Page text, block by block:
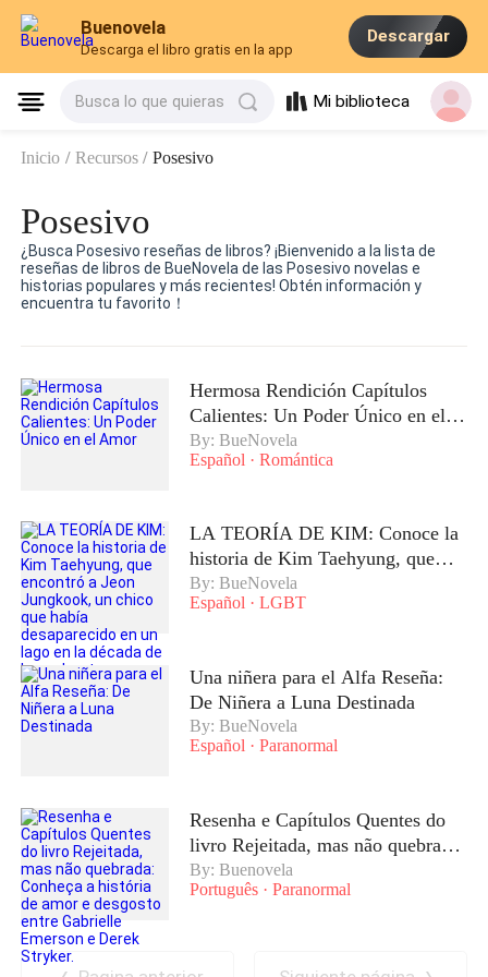
Buenovela
Descarga el libro gratis en la app
Descargar
Busca lo que quieras Mi biblioteca
Inicio / Recursos / Posesivo
Posesivo
¿Busca Posesivo reseñas de libros? ¡Bienvenido a la lista de
reseñas de libros de BueNovela de las Posesivo novelas e
historias populares y más recientes! Obtén información y
encuentra tu favorito！
Hermosa Rendición Capítulos
Calientes: Un Poder Único en el
Amor
By: BueNovela
Español ·Romántica
LA TEORÍA DE KIM: Conoce la
historia de Kim Taehyung, que
encontró a Jeon Jungkook, un
chico que había desaparecido en
By: BueNovela
Español ·LGBT
Una niñera para el Alfa Reseña:
De Niñera a Luna Destinada
By: BueNovela
Español ·Paranormal
Resenha e Capítulos Quentes do
livro Rejeitada, mas não quebrada:
Conheça a história de amor e
desgosto entre Gabrielle Emerson
By: Buenovela
Português ·Paranormal